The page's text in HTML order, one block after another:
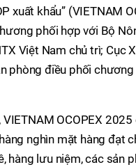
xuất khẩu” (VIETNAM
phối hợp với Bộ
Việt Nam chủ trì; Cục
phòng điều phối
OCOPEX
nghìn mặt hàng đạt
hàng lưu niệm, các sản